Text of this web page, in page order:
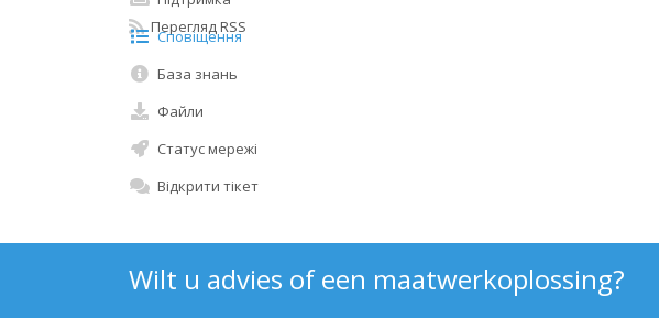
Перегляд RSS
Сповіщення
База знань
Файли
Статус мережі
Відкрити тікет
Wilt u advies of een maatwerkoplossing?